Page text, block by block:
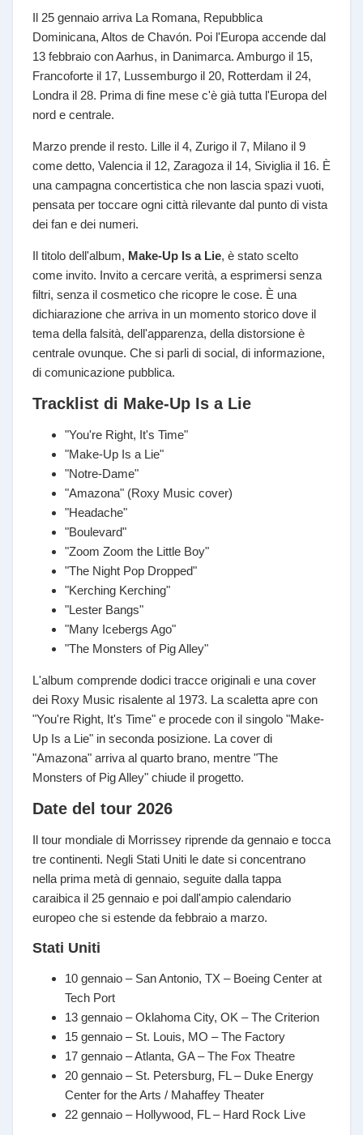
Il 25 gennaio arriva La Romana, Repubblica
Dominicana, Altos de Chavón. Poi l'Europa accende dal
13 febbraio con Aarhus, in Danimarca. Amburgo il 15,
Francoforte il 17, Lussemburgo il 20, Rotterdam il 24,
Londra il 28. Prima di fine mese c'è già tutta l'Europa del
nord e centrale.
Marzo prende il resto. Lille il 4, Zurigo il 7, Milano il 9
come detto, Valencia il 12, Zaragoza il 14, Siviglia il 16. È
una campagna concertistica che non lascia spazi vuoti,
pensata per toccare ogni città rilevante dal punto di vista
dei fan e dei numeri.
Il titolo dell'album, Make-Up Is a Lie, è stato scelto
come invito. Invito a cercare verità, a esprimersi senza
filtri, senza il cosmetico che ricopre le cose. È una
dichiarazione che arriva in un momento storico dove il
tema della falsità, dell'apparenza, della distorsione è
centrale ovunque. Che si parli di social, di informazione,
di comunicazione pubblica.
Tracklist di Make-Up Is a Lie
"You're Right, It's Time"
"Make-Up Is a Lie"
"Notre-Dame"
"Amazona" (Roxy Music cover)
"Headache"
"Boulevard"
"Zoom Zoom the Little Boy"
"The Night Pop Dropped"
"Kerching Kerching"
"Lester Bangs"
"Many Icebergs Ago"
"The Monsters of Pig Alley"
L'album comprende dodici tracce originali e una cover
dei Roxy Music risalente al 1973. La scaletta apre con
"You're Right, It's Time" e procede con il singolo "Make-
Up Is a Lie" in seconda posizione. La cover di
"Amazona" arriva al quarto brano, mentre "The
Monsters of Pig Alley" chiude il progetto.
Date del tour 2026
Il tour mondiale di Morrissey riprende da gennaio e tocca
tre continenti. Negli Stati Uniti le date si concentrano
nella prima metà di gennaio, seguite dalla tappa
caraibica il 25 gennaio e poi dall'ampio calendario
europeo che si estende da febbraio a marzo.
Stati Uniti
10 gennaio – San Antonio, TX – Boeing Center at
Tech Port
13 gennaio – Oklahoma City, OK – The Criterion
15 gennaio – St. Louis, MO – The Factory
17 gennaio – Atlanta, GA – The Fox Theatre
20 gennaio – St. Petersburg, FL – Duke Energy
Center for the Arts / Mahaffey Theater
22 gennaio – Hollywood, FL – Hard Rock Live